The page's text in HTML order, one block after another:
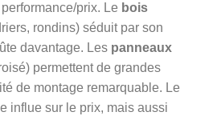
prix. Le bois
rondins) séduit par son
davantage. Les panneaux
permettent de grandes
de montage remarquable. Le
influe sur le prix, mais aussi